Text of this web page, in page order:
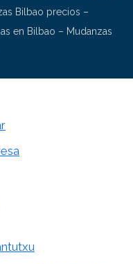
Bilbao precios –
en Bilbao – Mudanzas